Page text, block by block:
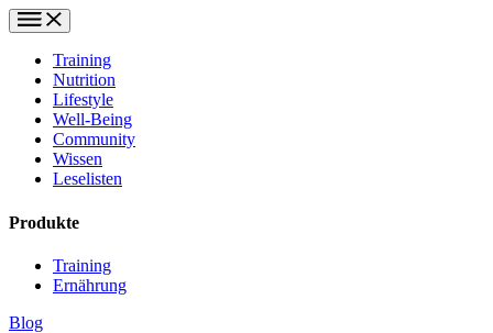
Training
Nutrition
Lifestyle
Well-Being
Community
Wissen
Leselisten
Produkte
Training
Ernährung
Blog